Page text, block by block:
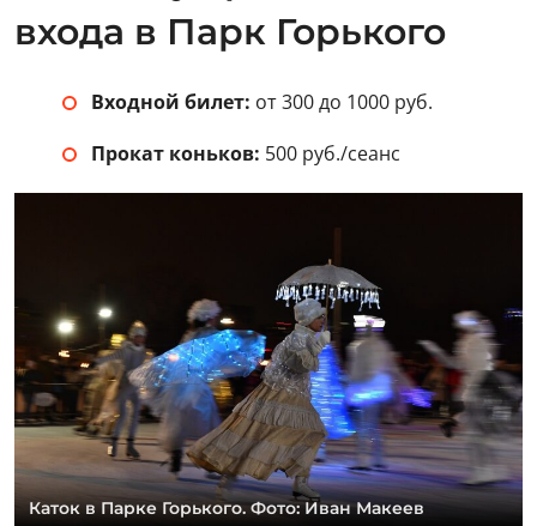
входа в Парк Горького
Входной билет: от 300 до 1000 руб.
Прокат коньков: 500 руб./сеанс
Каток в Парке Горького. Фото: Иван Макеев